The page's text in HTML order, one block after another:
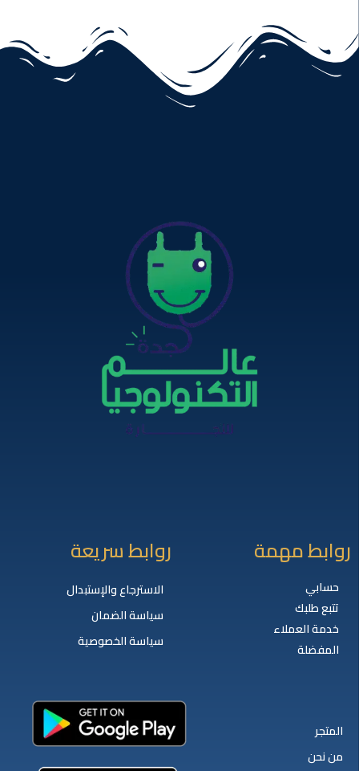
روابط مهمة
حسابي
تتبع طلبك
خدمة العملاء
المفضلة
روابط سريعة
الاسترجاع والإستبدال
سياسة الضمان
سياسة الخصوصية
المتجر
من نحن